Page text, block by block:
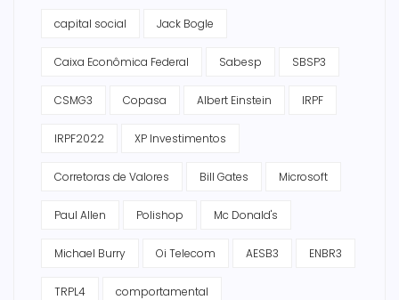
capital social Jack Bogle
Caixa Econômica Federal Sabesp SBSP3
CSMG3 Copasa Albert Einstein IRPF
IRPF2022 XP Investimentos
Corretoras de Valores Bill Gates Microsoft
Paul Allen Polishop Mc Donald's
Michael Burry Oi Telecom AESB3 ENBR3
TRPL4 comportamental